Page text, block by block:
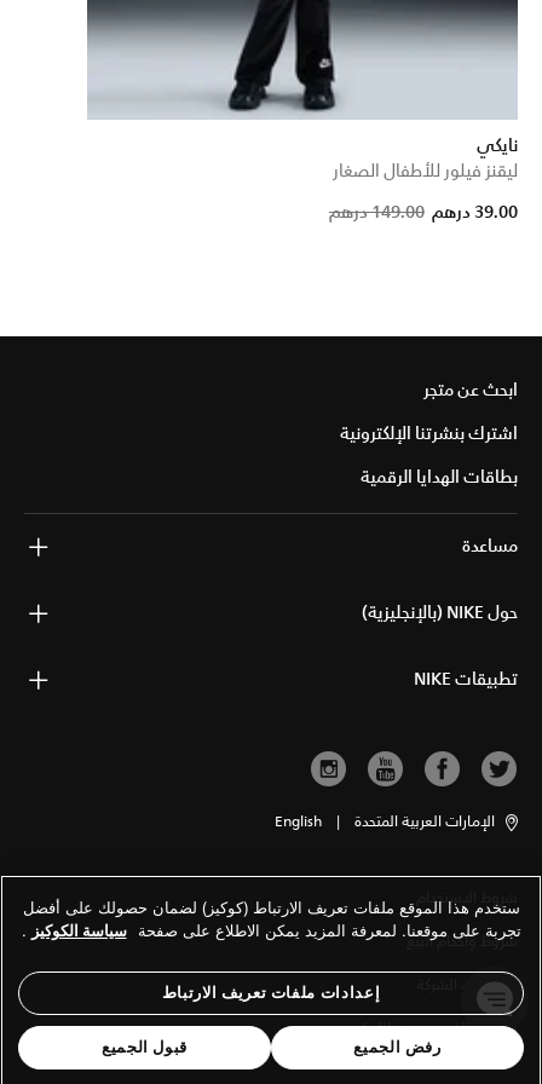
نايكي
ليقنز فيلور للأطفال الصغار
149.00 درهم 39.00 درهم
ابحث عن متجر
اشترك بنشرتنا الإلكترونية
بطاقات الهدايا الرقمية
مساعدة
حول NIKE (بالإنجليزية)
تطبيقات NIKE
الإمارات العربية المتحدة |
English
شروط الاستخدام
شروط وأحكام البيع
معلومات الشركة
سياسة الخصوصية والكوكيز
ستخدم هذا الموقع ملفات تعريف الارتباط (كوكيز) لضمان حصولك على أفضل
تجربة على موقعنا. لمعرفة المزيد يمكن الاطلاع على صفحة سياسة الكوكيز .
إعدادات ملفات تعريف الارتباط
رفض الجميع قبول الجميع